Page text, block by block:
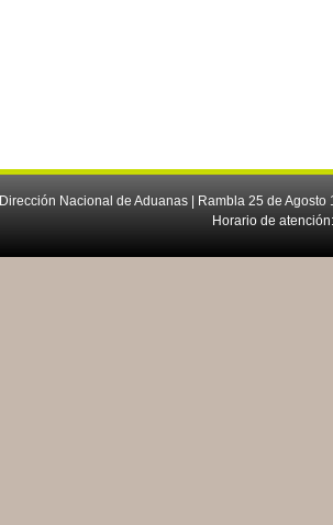
Dirección Nacional de Aduanas | Rambla 25 de
Horario de